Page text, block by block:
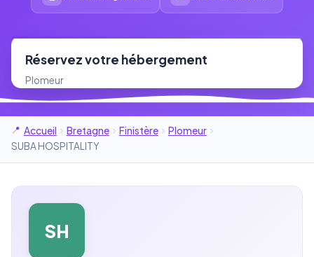
Réservez votre hébergement
Plomeur
Accueil Bretagne Finistère
Plomeur
SUBA HOSPITALITY
SH